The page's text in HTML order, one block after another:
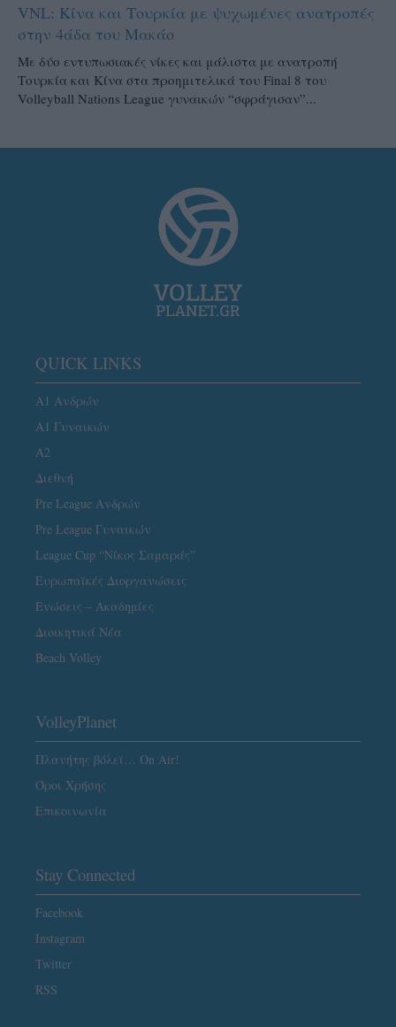
VNL: Κίνα και Τουρκία με ψυχωμένες ανατροπές
στην 4άδα του Μακάο
Με δύο εντυπωσιακές νίκες και μάλιστα με ανατροπή
Τουρκία και Κίνα στα προημιτελικά του Final 8 του
Volleyball Nations League γυναικών “σφράγισαν”...
QUICK LINKS
Α1 Ανδρών
Α1 Γυναικών
A2
Διεθνή
Pre League Ανδρών
Pre League Γυναικών
League Cup “Νίκος Σαμαράς”
Ευρωπαϊκές Διοργανώσεις
Ενώσεις – Ακαδημίες
Διοικητικά Νέα
Beach Volley
VolleyPlanet
Πλανήτης βόλεϊ… On Air!
Όροι Χρήσης
Επικοινωνία
Stay Connected
Facebook
Instagram
Twitter
RSS